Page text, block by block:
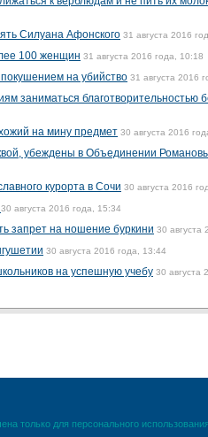
Силуана Афонского 31 августа 2016
100 женщин 31 августа 2016 года, 10:18
на убийство 31 августа 2016
заниматься благотворительностью
на мину предмет 30 августа 2016
убеждены в Объединении
курорта в Сочи 30 августа 2016
30 августа 2016 года, 15:34
запрет на ношение буркини 30 августа
30 августа 2016 года, 13:44
на успешную учебу 30 августа
только для персонального